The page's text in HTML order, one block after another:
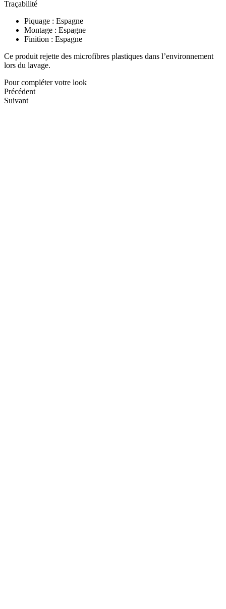
Traçabilité
Piquage : Espagne
Montage : Espagne
Finition : Espagne
Ce produit rejette des microfibres plastiques dans l’environnement
lors du lavage.
Pour compléter votre look
Précédent
Suivant